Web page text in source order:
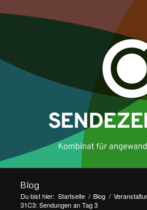
Blog
Du bist hier: Startseite / Blog /
31C3: Sendungen an Tag 3